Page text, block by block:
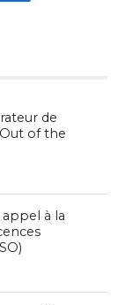
de
of the
appel à la